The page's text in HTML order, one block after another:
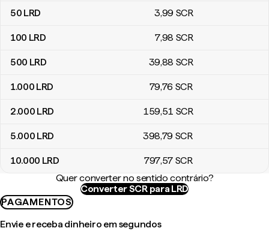
50 LRD 3,99 SCR
100 LRD 7,98 SCR
500 LRD 39,88 SCR
1.000 LRD 79,76 SCR
2.000 LRD 159,51 SCR
5.000 LRD 398,79 SCR
10.000 LRD 797,57 SCR
Quer converter no sentido contrário?
Converter SCR para LRD
PAGAMENTOS
Envie e receba dinheiro em segundos